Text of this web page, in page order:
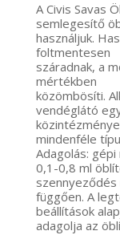
A Civis Savas
semlegesítő
használjuk.
foltmentesen
száradnak, a
mértékben
közömbösíti.
vendéglátó
mindenféle
Adagolás:
0,1-0,8 ml
függően. A
beállítások
adagolja az